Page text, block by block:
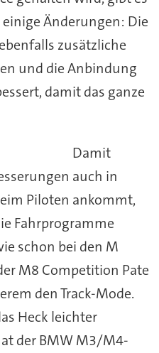
Änderungen: Die
zusätzliche
und die Anbindung
damit das ganze
Damit
auch in
Piloten ankommt,
Fahrprogramme
schon bei den M
M8 Competition Pate
den Track-Mode.
Heck leichter
der BMW M3/M4-